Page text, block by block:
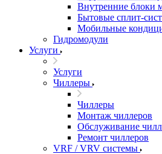
Внутренние блоки
Бытовые сплит-
Мобильные
Гидромодули
Услуги
Услуги
Чиллеры
Чиллеры
Монтаж чиллеров
Обслуживание
Ремонт чиллеров
VRF / VRV системы